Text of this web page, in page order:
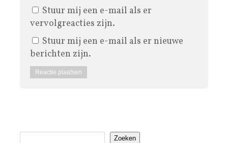
Stuur mij een e-mail als er
vervolgreacties zijn.
Stuur mij een e-mail als er nieuwe
berichten zijn.
Zoeken